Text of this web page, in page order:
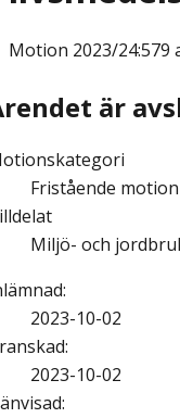
Motion 2023/24:579
är
Fristående motion
Miljö- och
:
2023-10-02
:
2023-10-02
: